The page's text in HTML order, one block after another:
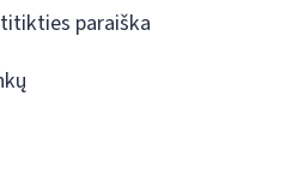
paraiška